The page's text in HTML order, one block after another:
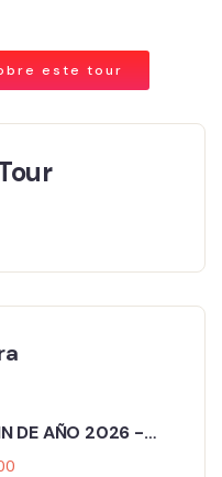
este tour
DE AÑO 2026 -